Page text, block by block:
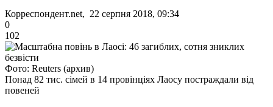
Корреспондент.net, 22 серпня 2018, 09:34
0
102
Фото: Reuters (архив)
Понад 82 тис. сімей в 14 провінціях Лаосу постраждали від
повеней